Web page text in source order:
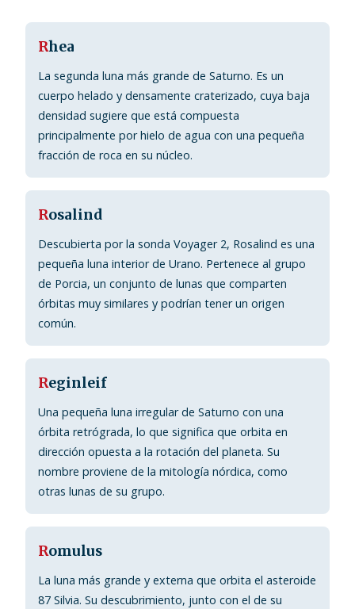
Rhea
La segunda luna más grande de Saturno. Es un
cuerpo helado y densamente craterizado, cuya baja
densidad sugiere que está compuesta
principalmente por hielo de agua con una pequeña
fracción de roca en su núcleo.
Rosalind
Descubierta por la sonda Voyager 2, Rosalind es una
pequeña luna interior de Urano. Pertenece al grupo
de Porcia, un conjunto de lunas que comparten
órbitas muy similares y podrían tener un origen
común.
Reginleif
Una pequeña luna irregular de Saturno con una
órbita retrógrada, lo que significa que orbita en
dirección opuesta a la rotación del planeta. Su
nombre proviene de la mitología nórdica, como
otras lunas de su grupo.
Romulus
La luna más grande y externa que orbita el asteroide
87 Silvia. Su descubrimiento, junto con el de su